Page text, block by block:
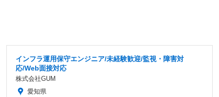
インフラ運用保守エンジニア/未経験歓迎/監視・障害対
応/Web面接対応
株式会社GUM
愛知県